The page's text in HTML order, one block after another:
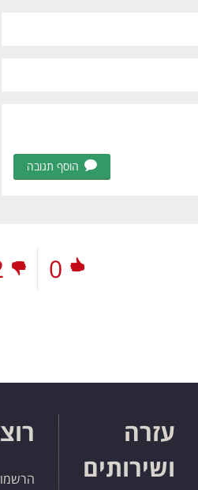
הוסף תגובה
0
עזרה
ושירותים